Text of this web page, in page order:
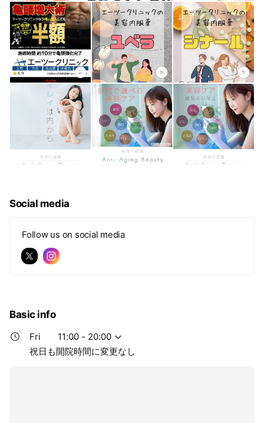
Social media
Follow us on social media
Basic info
Fri
11:00 - 20:00
祝日も開院時間に変更なし